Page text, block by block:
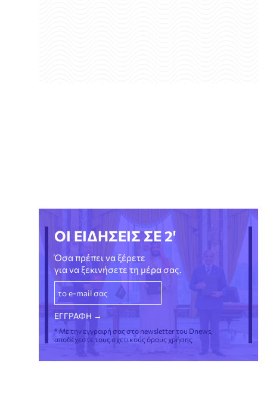
ΟΙ ΕΙΔΗΣΕΙΣ ΣΕ 2'
Όσα πρέπει να ξέρετε
για να ξεκινήσετε τη μέρα σας.
* Με την εγγραφή σας στο newsletter του Dnews,
αποδέχεστε τους σχετικούς όρους χρήσης